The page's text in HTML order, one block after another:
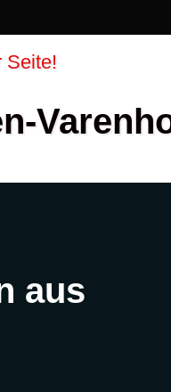
aus